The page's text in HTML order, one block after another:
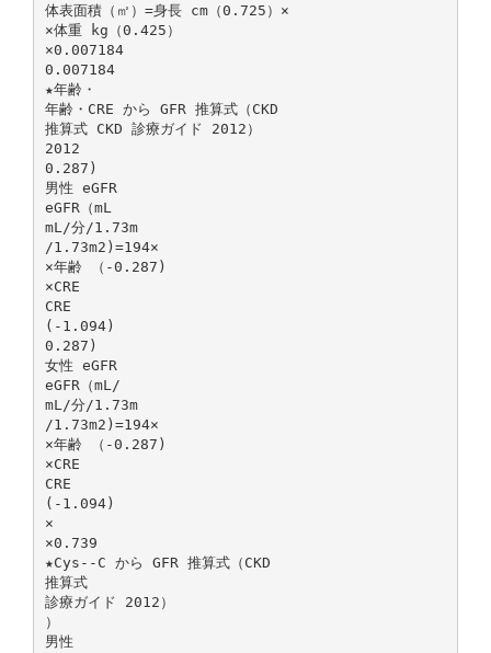
体表面積（㎡）=身長 cm（0.725）×
×体重 kg（0.425）
×0.007184
0.007184
★年齢・
年齢・CRE から GFR 推算式（CKD
推算式 CKD 診療ガイド 2012）
2012
0.287)
男性 eGFR
eGFR（mL
mL/分/1.73m
/1.73m2)=194×
×年齢 （-0.287)
×CRE
CRE
(-1.094)
0.287)
女性 eGFR
eGFR（mL/
mL/分/1.73m
/1.73m2)=194×
×年齢 （-0.287)
×CRE
CRE
(-1.094)
×
×0.739
★Cys--C から GFR 推算式（CKD
推算式
診療ガイド 2012）
）
男性